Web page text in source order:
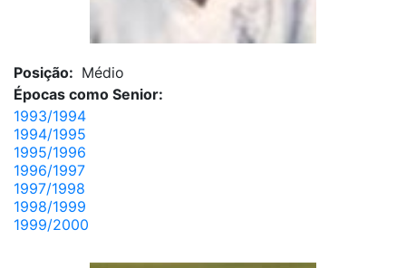
Posição: Médio
Épocas como Senior:
1993/1994
1994/1995
1995/1996
1996/1997
1997/1998
1998/1999
1999/2000